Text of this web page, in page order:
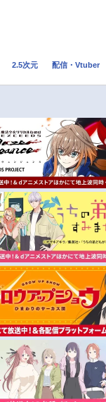
トレンド
秋アニメ
冬アニメ
2.5次元 配信・Vtuber